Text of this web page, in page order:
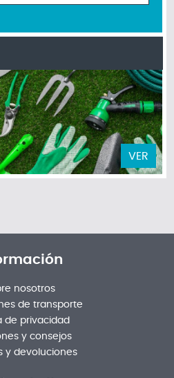
VER
nosotros
de transporte
de privacidad
y consejos
y devoluciones